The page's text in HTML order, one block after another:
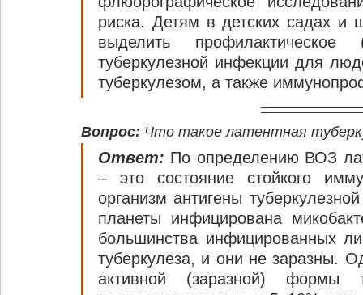
риска. Детям в детских садах и
выделить профилактическое
туберкулезной инфекции для
туберкулезом, а также
Вопрос: Что такое латентная
Ответ: По определению ВОЗ
– это состояние стойкого
организм антигены
планеты инфицирована
большинства инфицированных
туберкулеза, и они не заразны.
активной (заразной) формы